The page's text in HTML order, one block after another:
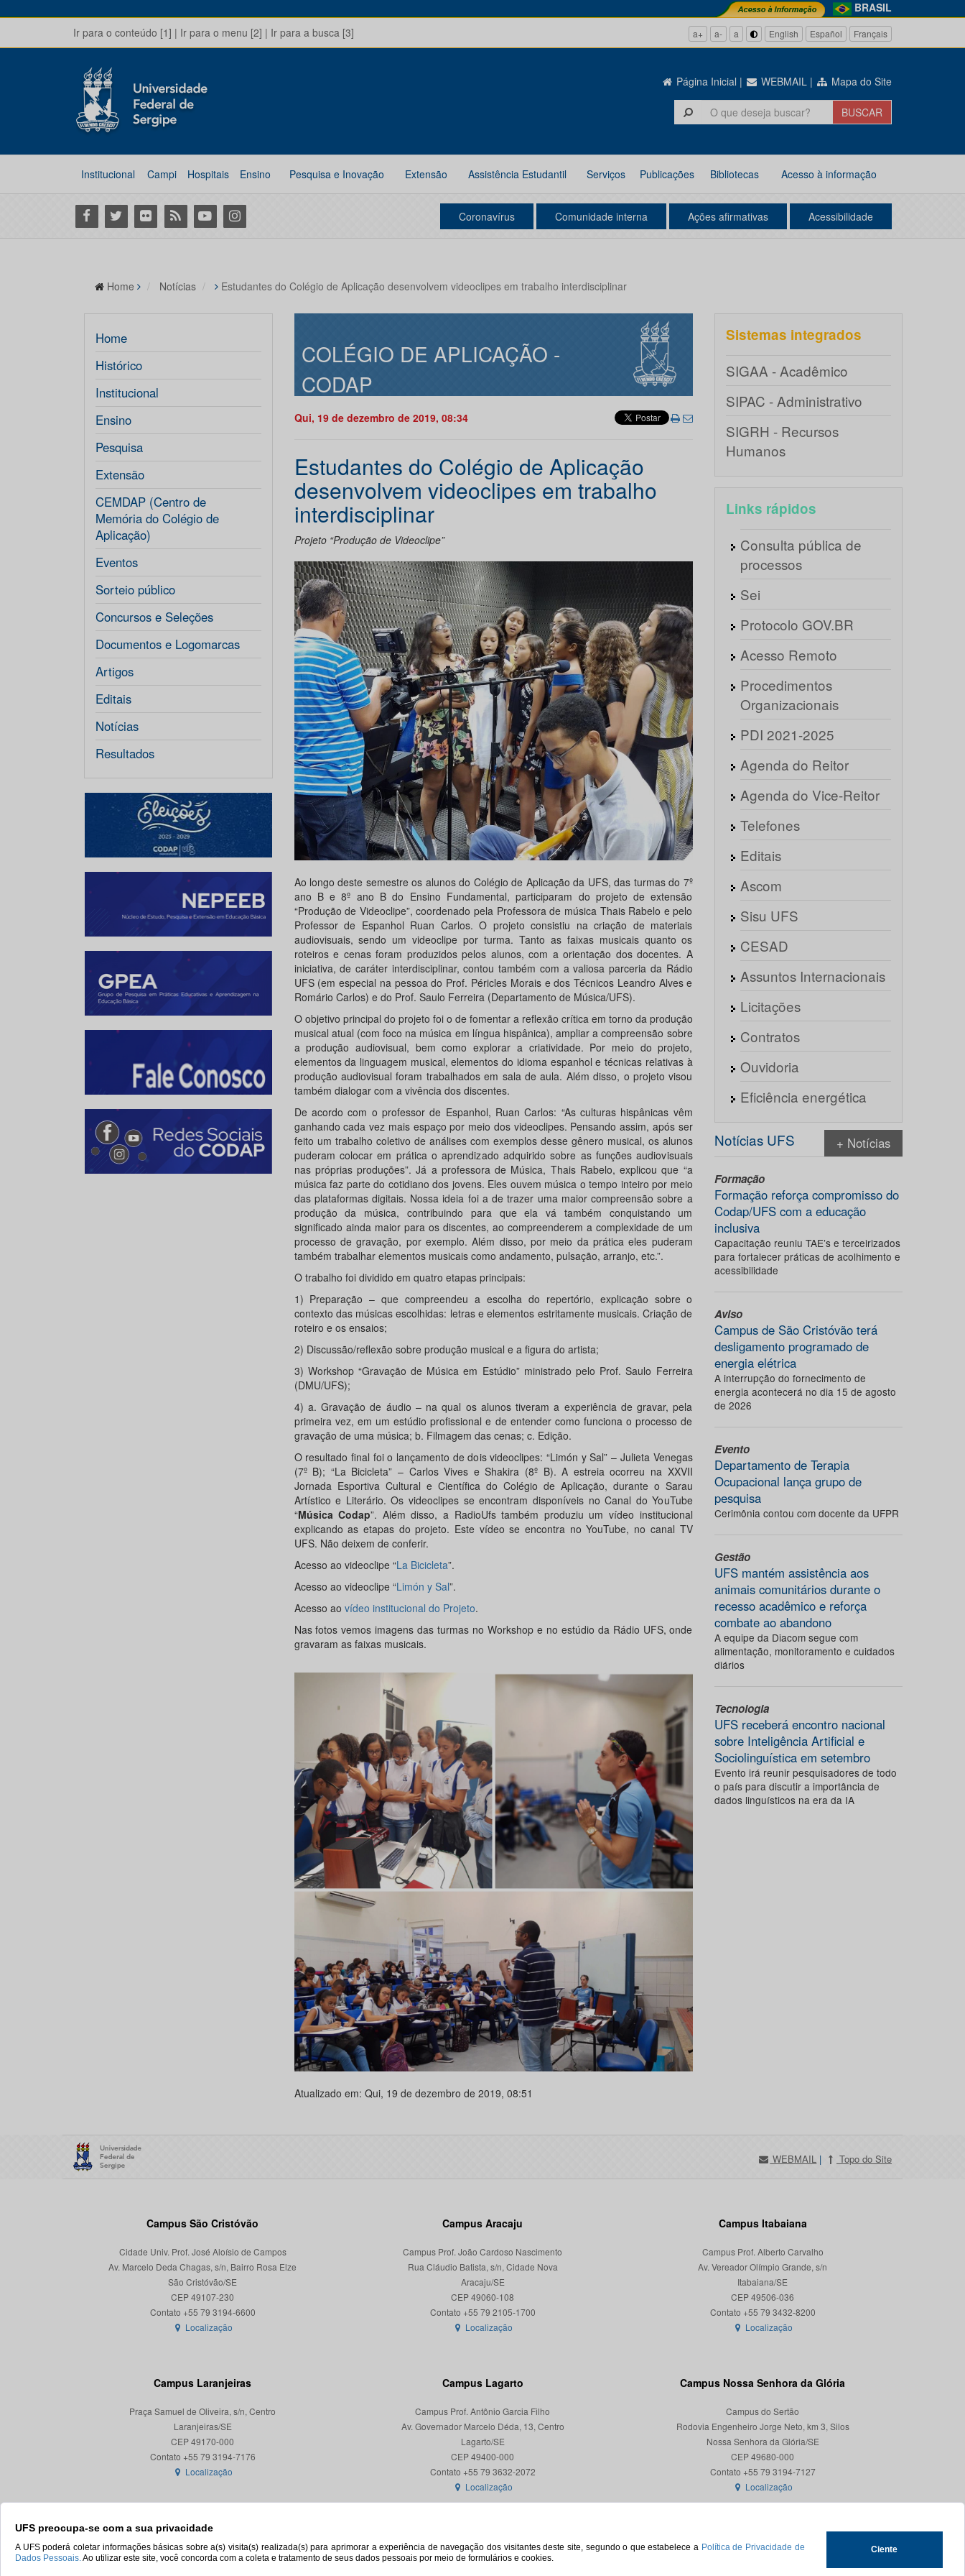
BRASIL
Ir para o conteúdo [1] | Ir para o menu [2] | Ir para a busca [3] a+ a- a English Español Français
Página Inicial | WEBMAIL | Mapa do Site
Institucional Campi Hospitais Ensino Pesquisa e Inovação Extensão Assistência Estudantil Serviços Publicações Bibliotecas Acesso à informação
Facebook
Twitter Flickr RSS YoutubeInstagram Coronavírus Comunidade interna Ações afirmativas Acessibilidade
UFS preocupa-se com a sua privacidade
A UFS poderá coletar informações básicas sobre a(s) visita(s) realizada(s) para aprimorar a experiência de navegação dos visitantes deste site, segundo o que estabelece a Política de Privacidade de
Dados Pessoais.Ao utilizar este site, você concorda com a coleta e tratamento de seus dados pessoais por meio de formulários e cookies.
Ciente
Home Notícias Estudantes do Colégio de Aplicação desenvolvem videoclipes em trabalho interdisciplinar
Home
Histórico
Institucional
Ensino
Pesquisa
Extensão
CEMDAP (Centro de
Memória do Colégio de
Aplicação)
Eventos
Sorteio público
Concursos e Seleções
Documentos e Logomarcas
Artigos
Editais
Notícias
Resultados
COLÉGIO DE APLICAÇÃO -
CODAP
Qui, 19 de dezembro de 2019, 08:34
Estudantes do Colégio de Aplicação
desenvolvem videoclipes em trabalho
interdisciplinar
Projeto “Produção de Videoclipe”
Ao longo deste semestre os alunos do Colégio de Aplicação da UFS, das turmas do 7º
ano B e 8º ano B do Ensino Fundamental, participaram do projeto de extensão
“Produção de Videoclipe”, coordenado pela Professora de música Thais Rabelo e pelo
Professor de Espanhol Ruan Carlos. O projeto consistiu na criação de materiais
audiovisuais, sendo um videoclipe por turma. Tanto as faixas musicais quanto os
roteiros e cenas foram produzidos pelos alunos, com a orientação dos docentes. A
iniciativa, de caráter interdisciplinar, contou também com a valiosa parceria da Rádio
UFS (em especial na pessoa do Prof. Péricles Morais e dos Técnicos Leandro Alves e
Romário Carlos) e do Prof. Saulo Ferreira (Departamento de Música/UFS).
O objetivo principal do projeto foi o de fomentar a reflexão crítica em torno da produção
musical atual (com foco na música em língua hispânica), ampliar a compreensão sobre
a produção audiovisual, bem como explorar a criatividade. Por meio do projeto,
elementos da linguagem musical, elementos do idioma espanhol e técnicas relativas à
produção audiovisual foram trabalhados em sala de aula. Além disso, o projeto visou
também dialogar com a vivência dos discentes.
De acordo com o professor de Espanhol, Ruan Carlos: “As culturas hispânicas vêm
ganhando cada vez mais espaço por meio dos videoclipes. Pensando assim, após ser
feito um trabalho coletivo de análises com exemplos desse gênero musical, os alunos
puderam colocar em prática o aprendizado adquirido sobre as funções audiovisuais
nas próprias produções”. Já a professora de Música, Thais Rabelo, explicou que “a
música faz parte do cotidiano dos jovens. Eles ouvem música o tempo inteiro por meio
das plataformas digitais. Nossa ideia foi a de trazer uma maior compreensão sobre a
produção da música, contribuindo para que ela vá também conquistando um
significado ainda maior para os discentes, ao compreenderem a complexidade de um
processo de gravação, por exemplo. Além disso, por meio da prática eles puderam
também trabalhar elementos musicais como andamento, pulsação, arranjo, etc.”.
O trabalho foi dividido em quatro etapas principais:
1) Preparação – que compreendeu a escolha do repertório, explicação sobre o
contexto das músicas escolhidas: letras e elementos estritamente musicais. Criação de
roteiro e os ensaios;
2) Discussão/reflexão sobre produção musical e a figura do artista;
3) Workshop “Gravação de Música em Estúdio” ministrado pelo Prof. Saulo Ferreira
(DMU/UFS);
4) a. Gravação de áudio – na qual os alunos tiveram a experiência de gravar, pela
primeira vez, em um estúdio profissional e de entender como funciona o processo de
gravação de uma música; b. Filmagem das cenas; c. Edição.
O resultado final foi o lançamento de dois videoclipes: “Limón y Sal” – Julieta Venegas
(7º B); “La Bicicleta” – Carlos Vives e Shakira (8º B). A estreia ocorreu na XXVII
Jornada Esportiva Cultural e Científica do Colégio de Aplicação, durante o Sarau
Artístico e Literário. Os videoclipes se encontram disponíveis no Canal do YouTube
“Música Codap”. Além disso, a RadioUfs também produziu um vídeo institucional
explicando as etapas do projeto. Este vídeo se encontra no YouTube, no canal TV
UFS. Não deixem de conferir.
Acesso ao videoclipe “La Bicicleta”.
Acesso ao videoclipe “Limón y Sal”.
Acesso ao vídeo institucional do Projeto.
Nas fotos vemos imagens das turmas no Workshop e no estúdio da Rádio UFS, onde
gravaram as faixas musicais.
Atualizado em: Qui, 19 de dezembro de 2019, 08:51
Sistemas integrados
SIGAA - Acadêmico
SIPAC - Administrativo
SIGRH - Recursos
Humanos
Links rápidos
Consulta pública de
processos
Sei
Protocolo GOV.BR
Acesso Remoto
Procedimentos
Organizacionais
PDI 2021-2025
Agenda do Reitor
Agenda do Vice-Reitor
Telefones
Editais
Ascom
Sisu UFS
CESAD
Assuntos Internacionais
Licitações
Contratos
Ouvidoria
Eficiência energética
Notícias UFS + Notícias
Formação
Formação reforça compromisso do
Codap/UFS com a educação
inclusiva
Capacitação reuniu TAE’s e terceirizados
para fortalecer práticas de acolhimento e
acessibilidade
Aviso
Campus de São Cristóvão terá
desligamento programado de
energia elétrica
A interrupção do fornecimento de
energia acontecerá no dia 15 de agosto
de 2026
Evento
Departamento de Terapia
Ocupacional lança grupo de
pesquisa
Cerimônia contou com docente da UFPR
Gestão
UFS mantém assistência aos
animais comunitários durante o
recesso acadêmico e reforça
combate ao abandono
A equipe da Diacom segue com
alimentação, monitoramento e cuidados
diários
Tecnologia
UFS receberá encontro nacional
sobre Inteligência Artificial e
Sociolinguística em setembro
Evento irá reunir pesquisadores de todo
o país para discutir a importância de
dados linguísticos na era da IA
WEBMAIL | Topo do Site
Campus São Cristóvão
Cidade Univ. Prof. José Aloísio de Campos
Av. Marcelo Deda Chagas, s/n, Bairro Rosa Elze
São Cristóvão/SE
CEP 49107-230
Localização
Campus Aracaju
Campus Prof. João Cardoso Nascimento
Rua Cláudio Batista, s/n, Cidade Nova
Aracaju/SE
CEP 49060-108
Localização
Campus Itabaiana
Campus Prof. Alberto Carvalho
Av. Vereador Olímpio Grande, s/n
Itabaiana/SE
CEP 49506-036
Localização
Campus Laranjeiras
Praça Samuel de Oliveira, s/n, Centro
Laranjeiras/SE
CEP 49170-000
Localização
Campus Lagarto
Campus Prof. Antônio Garcia Filho
Av. Governador Marcelo Déda, 13, Centro
Lagarto/SE
CEP 49400-000
Localização
Campus Nossa Senhora da Glória
Campus do Sertão
Rodovia Engenheiro Jorge Neto, km 3, Silos
Nossa Senhora da Glória/SE
CEP 49680-000
Contato +55 79 3194-7127
Localização
© 2026. Todos os direitos reservados. Universidade Federal de Sergipe.